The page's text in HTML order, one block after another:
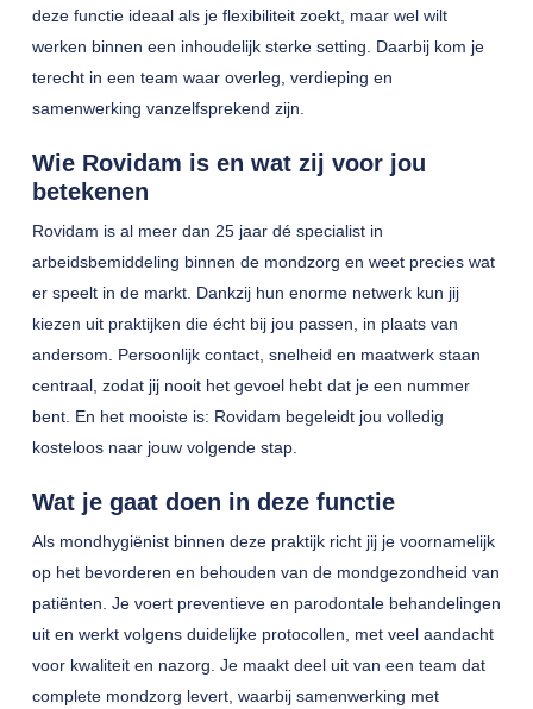
deze functie ideaal als je flexibiliteit zoekt, maar wel wilt
werken binnen een inhoudelijk sterke setting. Daarbij kom je
terecht in een team waar overleg, verdieping en
samenwerking vanzelfsprekend zijn.
Wie Rovidam is en wat zij voor jou
betekenen
Rovidam is al meer dan 25 jaar dé specialist in
arbeidsbemiddeling binnen de mondzorg en weet precies wat
er speelt in de markt. Dankzij hun enorme netwerk kun jij
kiezen uit praktijken die écht bij jou passen, in plaats van
andersom. Persoonlijk contact, snelheid en maatwerk staan
centraal, zodat jij nooit het gevoel hebt dat je een nummer
bent. En het mooiste is: Rovidam begeleidt jou volledig
kosteloos naar jouw volgende stap.
Wat je gaat doen in deze functie
Als mondhygiënist binnen deze praktijk richt jij je voornamelijk
op het bevorderen en behouden van de mondgezondheid van
patiënten. Je voert preventieve en parodontale behandelingen
uit en werkt volgens duidelijke protocollen, met veel aandacht
voor kwaliteit en nazorg. Je maakt deel uit van een team dat
complete mondzorg levert, waarbij samenwerking met